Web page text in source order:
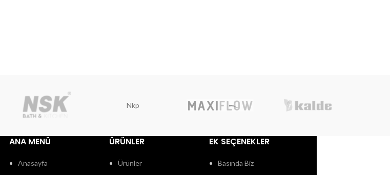
Nkp
ANA MENÜ
Anasayfa
ÜRÜNLER
Ürünler
EK SEÇENEKLER
Basında Biz